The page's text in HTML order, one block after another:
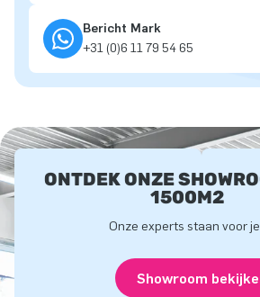
Bericht Mark
+31 (0)6 11 79 54 65
ONTDEK ONZE
1500M2
Onze experts staan voor
Showroom